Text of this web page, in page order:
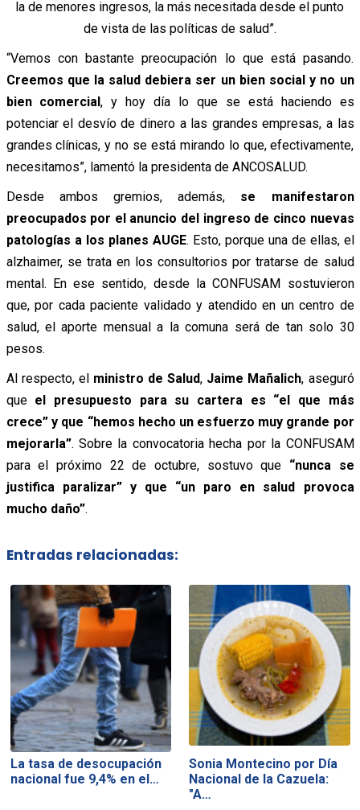
la de menores ingresos, la más necesitada desde el punto
de vista de las políticas de salud”.
“Vemos con bastante preocupación lo que está pasando.
Creemos que la salud debiera ser un bien social y no un
bien comercial, y hoy día lo que se está haciendo es
potenciar el desvío de dinero a las grandes empresas, a las
grandes clínicas, y no se está mirando lo que, efectivamente,
necesitamos”, lamentó la presidenta de ANCOSALUD.
Desde ambos gremios, además, se manifestaron
preocupados por el anuncio del ingreso de cinco nuevas
patologías a los planes AUGE. Esto, porque una de ellas, el
alzhaimer, se trata en los consultorios por tratarse de salud
mental. En ese sentido, desde la CONFUSAM sostuvieron
que, por cada paciente validado y atendido en un centro de
salud, el aporte mensual a la comuna será de tan solo 30
pesos.
Al respecto, el ministro de Salud, Jaime Mañalich, aseguró
que el presupuesto para su cartera es “el que más
crece” y que “hemos hecho un esfuerzo muy grande por
mejorarla”. Sobre la convocatoria hecha por la CONFUSAM
para el próximo 22 de octubre, sostuvo que “nunca se
justifica paralizar” y que “un paro en salud provoca
mucho daño”.
Entradas relacionadas:
La tasa de desocupación
nacional fue 9,4% en el…
Sonia Montecino por Día
Nacional de la Cazuela:
"A…